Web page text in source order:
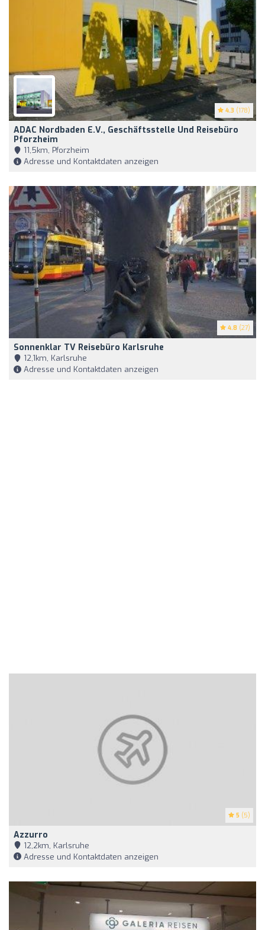
4.3 (178)
ADAC Nordbaden E.V., Geschäftsstelle Und Reisebüro
Pforzheim
11,5km, Pforzheim
Adresse und Kontaktdaten anzeigen
4.8 (27)
Sonnenklar TV Reisebüro Karlsruhe
12,1km, Karlsruhe
Adresse und Kontaktdaten anzeigen
5 (5)
Azzurro
12,2km, Karlsruhe
Adresse und Kontaktdaten anzeigen